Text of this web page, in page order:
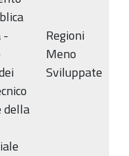
-
della
Regioni
Meno
Sviluppate